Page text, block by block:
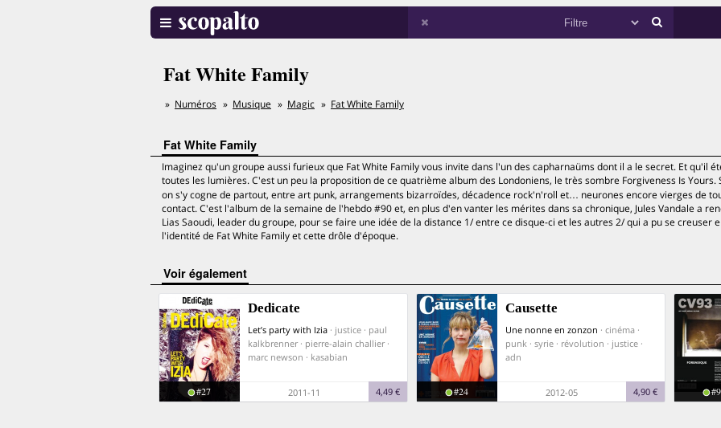
Fat White Family
Numéros Musique Magic Fat White Family
Fat White Family
Imaginez qu'un groupe aussi furieux que Fat White Family vous invite dans l'un des capharnaüms dont il a le secret. Et qu'il
toutes les lumières. C'est un peu la proposition de ce quatrième album des Londoniens, le très sombre Forgiveness Is Yours.
on s'y cogne de partout, entre art punk, arrangements bizarroïdes, décadence rock'n'roll et… neurones encore vierges de
contact. C'est l'album de la semaine de l'hebdo #90 et, en plus d'en vanter les mérites dans sa chronique, Jules Vandale a
Lias Saoudi, leader du groupe, pour se faire une idée de la distance 1/ entre ce disque-ci et les autres 2/ qui a pu se creuser
l'identité de Fat White Family et cette drôle d'époque.
voir également
Dedicate
Let’s party with Izia · justice · paul
kalkbrenner · pierre-alain challier ·
marc newson · kasabian
#27 2011-11 4,49 €
Causette
Une nonne en zonzon · cinéma ·
punk · syrie · révolution · justice ·
adn
#24 2012-05 4,90 €